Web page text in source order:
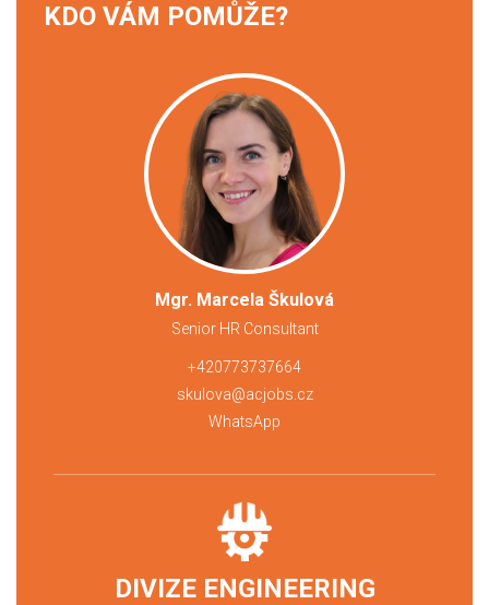
KDO VÁM POMŮŽE?
Mgr. Marcela Škulová
Senior HR Consultant
+420773737664
skulova@acjobs.cz
WhatsApp
DIVIZE ENGINEERING